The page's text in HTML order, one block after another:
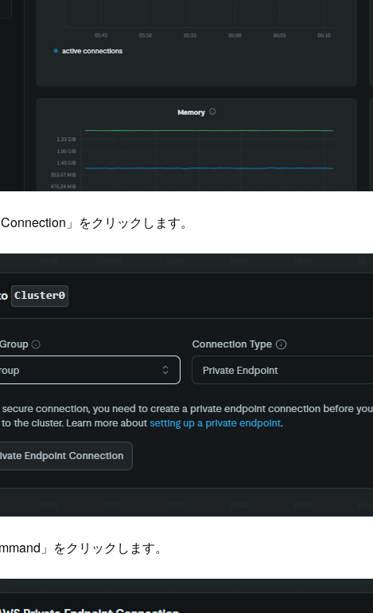
」をクリックします。
」をクリックします。